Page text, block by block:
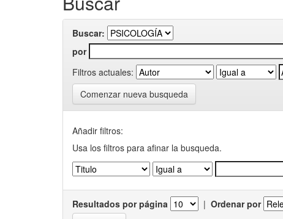
Buscar:
por
Filtros actuales:
Comenzar nueva busqueda
Añadir filtros:
Usa los filtros para afinar la busqueda.
Resultados por página | Ordenar por